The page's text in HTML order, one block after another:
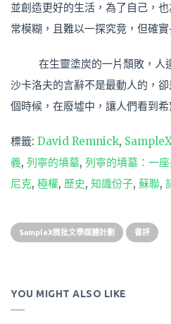
並創造更好的生活，為了自己，
常模糊，且難以一探究竟，但確實
在生靈塗炭的一片頹敗，人
沙卡洛夫的言辭不是最動人的，
個時候，在廢墟中，讓人們看到希
標籤: David Remnick,
義, 列寧的墳墓, 列寧的墳墓：一
尼克, 極權, 歷史, 知識份子, 蘇聯,
SampleX微批文學媒體計劃 書評
YOU MIGHT ALSO LIKE